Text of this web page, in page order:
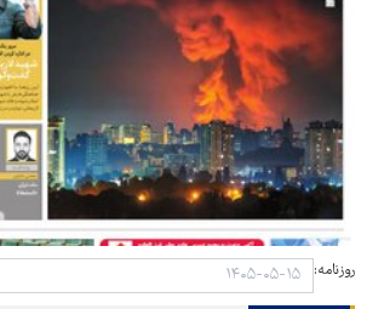
روزنامه: